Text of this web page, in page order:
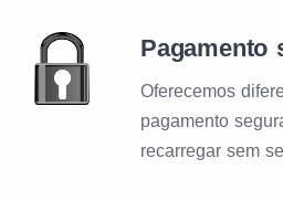
Pagamento
Oferecemos
pagamento
recarregar sem